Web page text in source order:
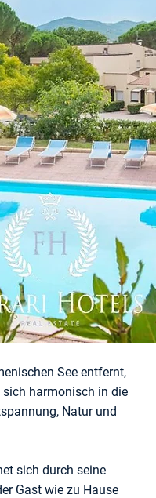
See entfernt,
sich harmonisch in die
Natur und
sich durch seine
Gast wie zu Hause